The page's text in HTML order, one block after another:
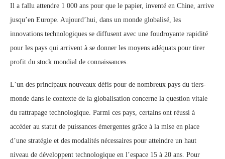
Il a fallu attendre 1 000 ans pour que le papier, inventé en Chine, arrive
jusqu’en Europe. Aujourd’hui, dans un monde globalisé, les
innovations technologiques se diffusent avec une foudroyante rapidité
pour les pays qui arrivent à se donner les moyens adéquats pour tirer
profit du stock mondial de connaissances.
L’un des principaux nouveaux défis pour de nombreux pays du tiers-
monde dans le contexte de la globalisation concerne la question vitale
du rattrapage technologique. Parmi ces pays, certains ont réussi à
accéder au statut de puissances émergentes grâce à la mise en place
d’une stratégie et des modalités nécessaires pour atteindre un haut
niveau de développent technologique en l’espace 15 à 20 ans. Pour